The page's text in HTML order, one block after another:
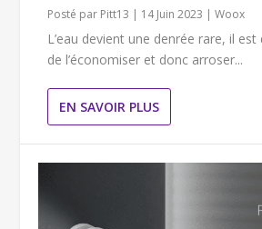
Posté par Pitt13 | 14 Juin 2023 |Woox
L’eau devient une denrée rare, il
de l’économiser et donc arroser...
EN SAVOIR PLUS